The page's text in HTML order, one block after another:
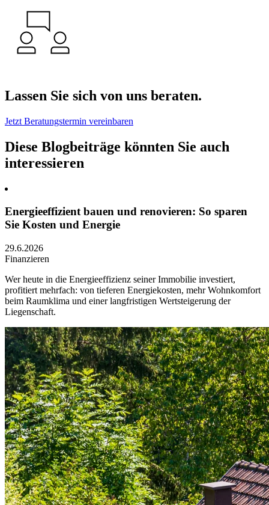
Lassen Sie sich von uns beraten.
Jetzt Beratungstermin vereinbaren
Diese Blogbeiträge könnten Sie auch
interessieren
Energieeffizient bauen und renovieren: So sparen
Sie Kosten und Energie
29.6.2026
Finanzieren
Wer heute in die Energieeffizienz seiner Immobilie investiert,
profitiert mehrfach: von tieferen Energiekosten, mehr Wohnkomfort
beim Raumklima und einer langfristigen Wertsteigerung der
Liegenschaft.